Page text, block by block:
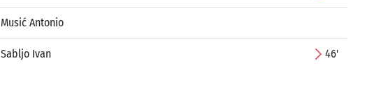
Musić Antonio
Sabljo Ivan 46'